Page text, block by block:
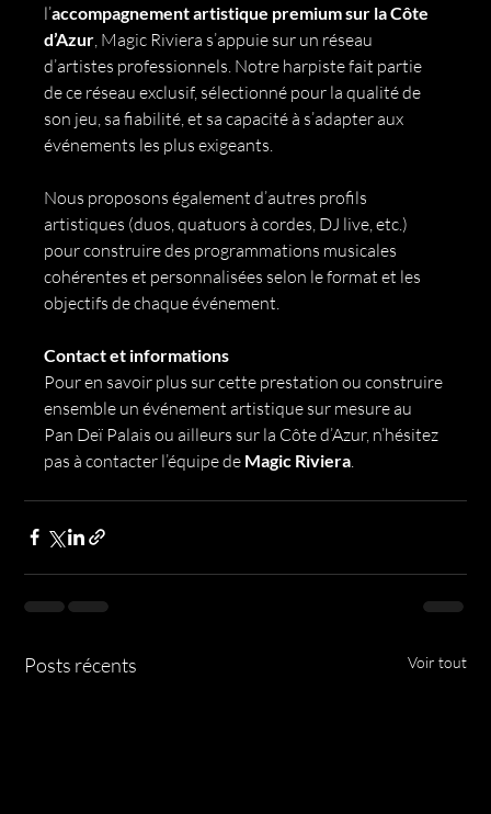
l’accompagnement artistique premium sur la Côte
d’Azur , Magic Riviera s’appuie sur un réseau
d’artistes professionnels. Notre harpiste fait partie
de ce réseau exclusif, sélectionné pour la qualité de
son jeu, sa fiabilité, et sa capacité à s’adapter aux
événements les plus exigeants.
Nous proposons également d’autres profils
artistiques (duos, quatuors à cordes, DJ live, etc.)
pour construire des programmations musicales
cohérentes et personnalisées selon le format et les
objectifs de chaque événement.
Contact et informations
Pour en savoir plus sur cette prestation ou construire
ensemble un événement artistique sur mesure au
Pan Deï Palais ou ailleurs sur la Côte d’Azur, n’hésitez
pas à contacter l’équipe de Magic Riviera
Posts récents Voir tout